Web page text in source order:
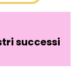
successi